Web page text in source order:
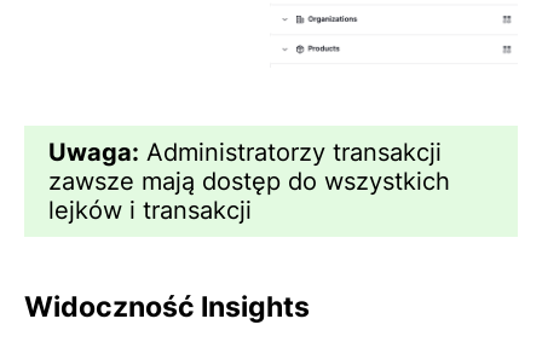
Uwaga: Administratorzy transakcji
zawsze mają dostęp do wszystkich
lejków i transakcji
Widoczność Insights